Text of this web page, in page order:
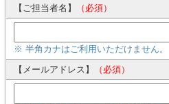
【ご担当者名】
（必須）
※ 半角カナはご利用いただけません。
【メールアドレス】
（必須）